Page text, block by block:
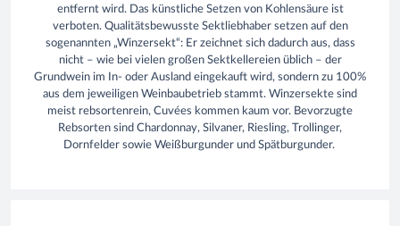
entfernt wird. Das künstliche Setzen von Kohlensäure ist
verboten. Qualitätsbewusste Sektliebhaber setzen auf den
sogenannten „Winzersekt“: Er zeichnet sich dadurch aus, dass
nicht – wie bei vielen großen Sektkellereien üblich – der
Grundwein im In- oder Ausland eingekauft wird, sondern zu 100%
aus dem jeweiligen Weinbaubetrieb stammt. Winzersekte sind
meist rebsortenrein, Cuvées kommen kaum vor. Bevorzugte
Rebsorten sind Chardonnay, Silvaner, Riesling, Trollinger,
Dornfelder sowie Weißburgunder und Spätburgunder.